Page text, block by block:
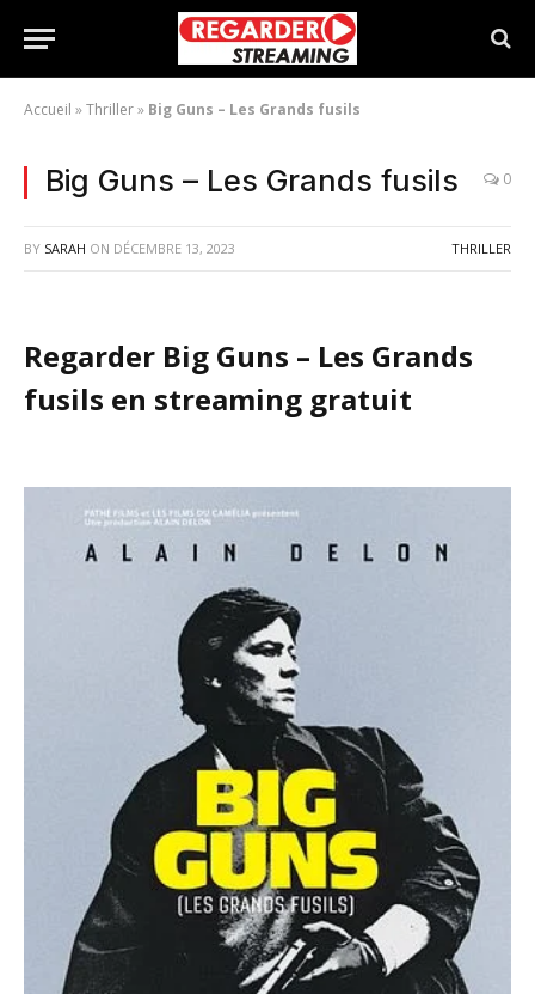
Accueil »Thriller» Big Guns – Les Grands fusils
Big Guns – Les Grands fusils 0
BY SARAH ON DÉCEMBRE 13, 2023 THRILLER
Regarder Big Guns – Les Grands
fusils en streaming gratuit